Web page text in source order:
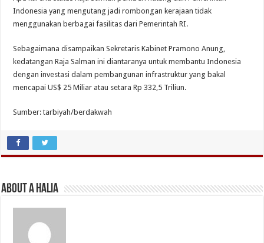
Indonesia yang mengutang jadi rombongan kerajaan tidak
menggunakan berbagai fasilitas dari Pemerintah RI.
Sebagaimana disampaikan Sekretaris Kabinet Pramono Anung,
kedatangan Raja Salman ini diantaranya untuk membantu Indonesia
dengan investasi dalam pembangunan infrastruktur yang bakal
mencapai US$ 25 Miliar atau setara Rp 332,5 Triliun.
Sumber: tarbiyah/berdakwah
About A Halia